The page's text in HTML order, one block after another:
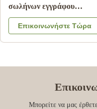
Τώρα
σωλήνων
CMKY,
κυλίνδρων
Μπορείτε να μας